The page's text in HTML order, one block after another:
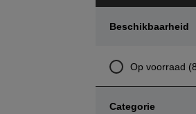
Beschikbaarheid
Op voorraad
Categorie